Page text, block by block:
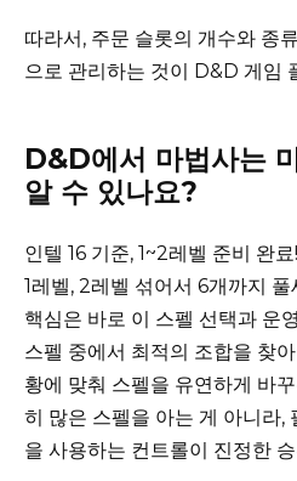
따라서, 주문 슬롯의 개수와 종
으로 관리하는 것이 D&D 게임
D&D에서 마법사는
알 수 있나요?
인텔 16 기준, 1~2레벨 준비 완
1레벨, 2레벨 섞어서 6개까지
핵심은 바로 이 스펠 선택과 운
스펠 중에서 최적의 조합을 찾
황에 맞춰 스펠을 유연하게 바
히 많은 스펠을 아는 게 아니라,
을 사용하는 컨트롤이 진정한